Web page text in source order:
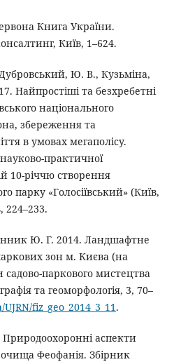
Книга України.
Київ, 1–624.
Ю. В., Кузьміна,
Найпростіші та безхребетні
національного
збереження та
в умовах мегаполісу.
практичної
10-річчю створення
парку «Голосіївський» (Київ,
224–233.
Ю. Г. 2014. Ландшафтне
зон м. Києва (на
паркового мистецтва
та геоморфологія, 3, 70–
fiz_geo_2014_3_11 .
аспекти
Феофанія. Збірник